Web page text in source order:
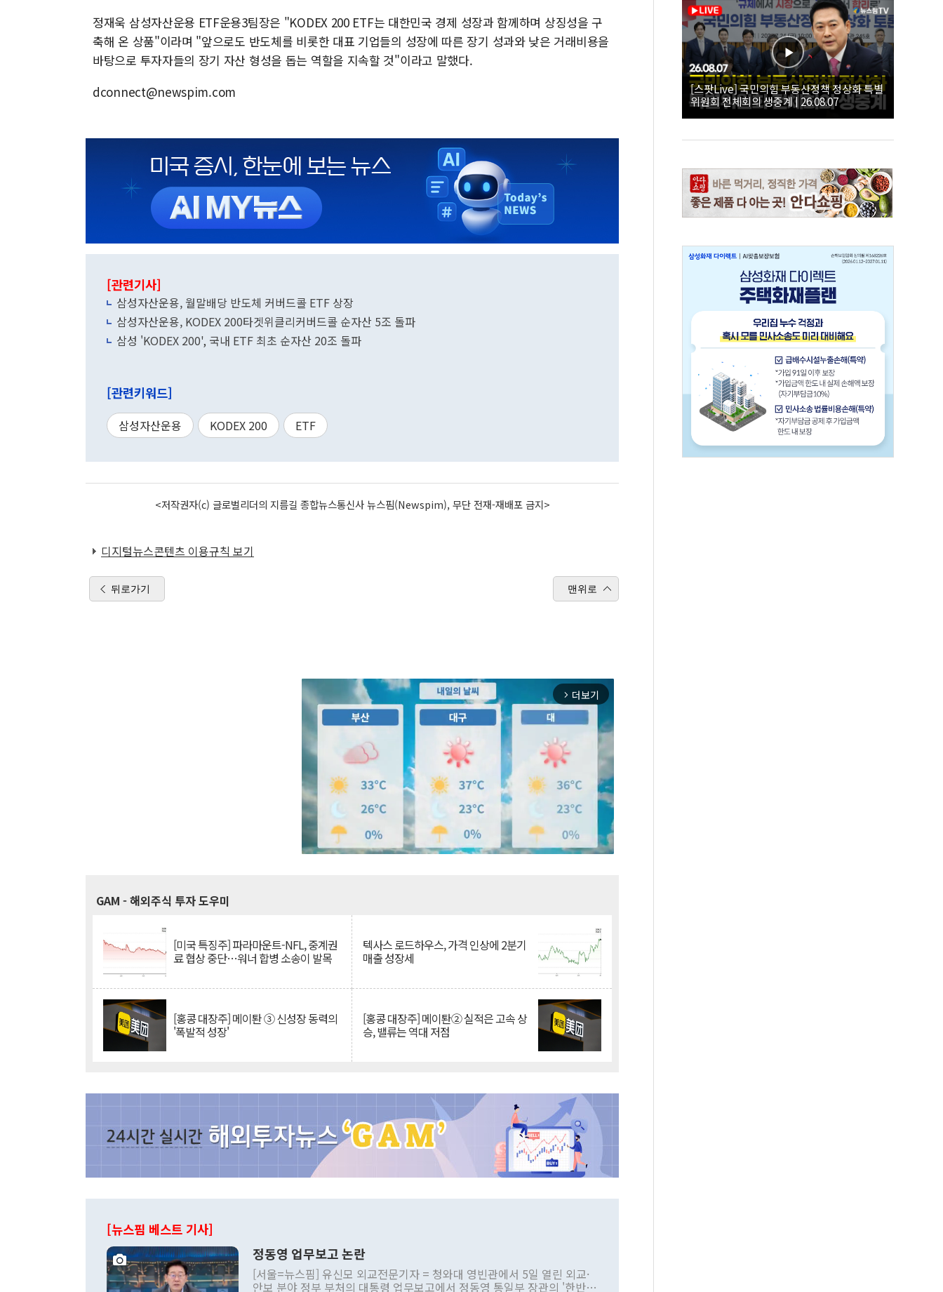
정재욱 삼성자산운용 ETF운용3팀장은 "KODEX 200 ETF는 대한민국 경제 성장과 함께하며 상징성을 구
축해 온 상품"이라며 "앞으로도 반도체를 비롯한 대표 기업들의 성장에 따른 장기 성과와 낮은 거래비용을
바탕으로 투자자들의 장기 자산 형성을 돕는 역할을 지속할 것"이라고 말했다.
dconnect@newspim.com
[관련기사]
삼성자산운용, 월말배당 반도체 커버드콜 ETF 상장
삼성자산운용, KODEX 200타겟위클리커버드콜 순자산 5조 돌파
삼성 'KODEX 200', 국내 ETF 최초 순자산 20조 돌파
[관련키워드]
삼성자산운용 KODEX 200 ETF
<저작권자(c) 글로벌리더의 지름길 종합뉴스통신사 뉴스핌(Newspim), 무단 전재-재배포 금지>
디지털뉴스콘텐츠 이용규칙 보기
뒤로가기 맨위로
arrow_forward_ios 더보기
GAM - 해외주식 투자 도우미
[미국 특징주] 파라마운트-NFL, 중계권
료 협상 중단…워너 합병 소송이 발목
텍사스 로드하우스, 가격 인상에 2분기
매출 성장세
[홍콩 대장주] 메이퇀 ③ 신성장 동력의
'폭발적 성장'
[홍콩 대장주] 메이퇀② 실적은 고속 상
승, 밸류는 역대 저점
[뉴스핌 베스트 기사]
정동영 업무보고 논란
[서울=뉴스핌] 유신모 외교전문기자 = 청와대 영빈관에서 5일 열린 외교·
안보 분야 정부 부처의 대통령 업무보고에서 정동영 통일부 장관의 '한반도
[스팟Live] 국민의힘 부동산정책 정상화 특별
위원회 전체회의 생중계 | 26.08.07